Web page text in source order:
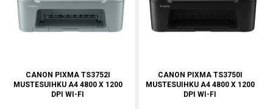
CANON PIXMA TS3752I
MUSTESUIHKU A4 4800 X 1200
DPI WI-FI
CANON PIXMA TS3750I
MUSTESUIHKU A4 4800 X 1200
DPI WI-FI